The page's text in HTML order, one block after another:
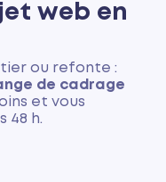
web en
ou refonte :
de cadrage
et vous
48 h.